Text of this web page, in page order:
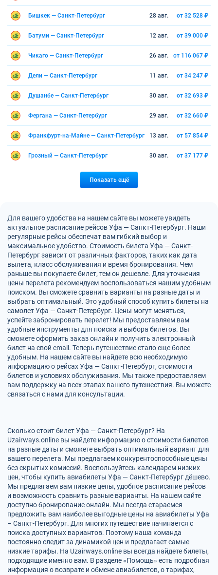
Бишкек — Санкт-Петербург 28 авг. от 32 528 ₽
Батуми — Санкт-Петербург 12 авг. от 39 000 ₽
Чикаго — Санкт-Петербург 26 авг. от 116 067 ₽
Дели — Санкт-Петербург 11 авг. от 34 247 ₽
Душанбе — Санкт-Петербург 30 авг. от 32 693 ₽
Фергана — Санкт-Петербург 29 авг. от 32 660 ₽
Франкфурт-на-Майне — Санкт-Петербург 13 авг. от 57 854 ₽
Грозный — Санкт-Петербург 30 авг. от 37 177 ₽
Показать ещё
Для вашего удобства на нашем сайте вы можете увидеть
актуальное расписание рейсов Уфа — Санкт-Петербург. Наши
регулярные рейсы обеспечат вам гибкий выбор и
максимальное удобство. Стоимость билета Уфа — Санкт-
Петербург зависит от различных факторов, таких как дата
вылета, класс обслуживания и время бронирования. Чем
раньше вы покупаете билет, тем он дешевле. Для уточнения
цены перелета рекомендуем воспользоваться нашим удобным
поиском. Вы сможете сравнить варианты на разные даты и
выбрать оптимальный. Это удобный способ купить билеты на
самолет Уфа — Санкт-Петербург. Цены могут меняться,
успейте забронировать перелет! Мы предоставляем вам
удобные инструменты для поиска и выбора билетов. Вы
сможете оформить заказ онлайн и получить электронный
билет на свой email. Теперь путешествие стало еще более
удобным. На нашем сайте вы найдете всю необходимую
информацию о рейсах Уфа — Санкт-Петербург, стоимости
билетов и условиях обслуживания. Мы также предоставляем
вам поддержку на всех этапах вашего путешествия. Вы можете
связаться с нами для консультации.
Сколько стоит билет Уфа — Санкт-Петербург? На
Uzairways.online вы найдете информацию о стоимости билетов
на разные даты и сможете выбрать оптимальный вариант для
вашего перелета. Мы предлагаем конкурентоспособные цены
без скрытых комиссий. Воспользуйтесь календарем низких
цен, чтобы купить авиабилеты Уфа — Санкт-Петербург дёшево.
Мы предлагаем вам низкие цены, удобное расписание рейсов
и возможность сравнить разные варианты. На нашем сайте
доступно бронирование онлайн. Мы всегда стараемся
предложить вам наиболее выгодные цены на авиабилеты Уфа
– Санкт-Петербург. Для многих путешествие начинается с
поиска доступных вариантов. Поэтому наша команда
постоянно следит за динамикой цен и предлагает самые
низкие тарифы. На Uzairways.online вы всегда найдете билеты,
подходящие именно вам. В разделе «Помощь» есть подробная
информация о возврате и обмене авиабилетов, о тарифах,